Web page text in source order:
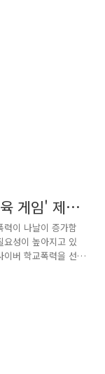
게임' 제작
이 나날이 증가함
성이 높아지고 있
이버 학교폭력을 선제
임』 온라인 콘텐츠
첨을 통해 기념품을